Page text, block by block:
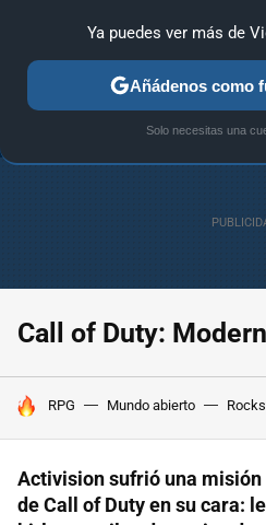
ANÁLISIS GUÍAS Y TRUCOS
Call of Duty:
HOY SE HABLA DE
RPG Mundo abierto
Activision sufrió una misión
de Call of Duty en su cara: le
Ya puedes ver más de
Añádenos como
Solo necesitas una